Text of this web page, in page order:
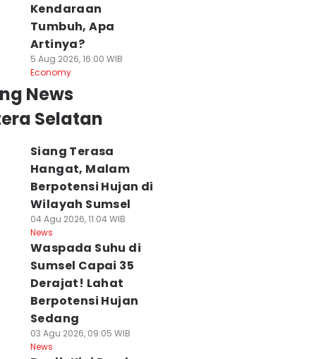
Kendaraan
Tumbuh, Apa
Artinya?
5 Aug 2026, 16:00 WIB
Economy
News
Selatan
Siang Terasa
Hangat, Malam
Berpotensi Hujan di
Wilayah Sumsel
04 Agu 2026, 11:04 WIB
News
Waspada Suhu di
Sumsel Capai 35
Derajat! Lahat
Berpotensi Hujan
Sedang
03 Agu 2026, 09:05 WIB
News